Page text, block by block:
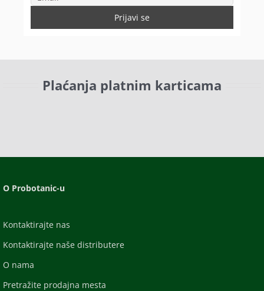
Plaćanja platnim karticama
O Probotanic-u
Kontaktirajte nas
Kontaktirajte naše distributere
O nama
Pretražite prodajna mesta